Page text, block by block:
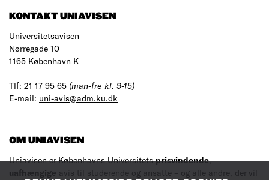
KONTAKT UNIAVISEN
Universitetsavisen
Nørregade 10
1165 København K
Tlf: 21 17 95 65 (man-fre kl. 9-15)
E-mail: uni-avis@adm.ku.dk
OM UNIAVISEN
Uniavisen er Københavns Universitetsprisvindende,
uafhængige avis til studerende og ansatte – og alle andre, der vil